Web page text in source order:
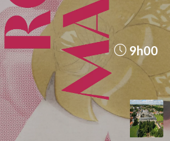
9h00